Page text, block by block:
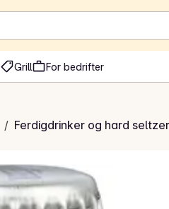
Grill For bedrifter
/ Ferdigdrinker og hard seltzer